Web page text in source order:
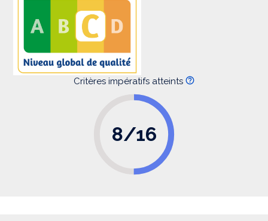
Critères impératifs atteints
8/16